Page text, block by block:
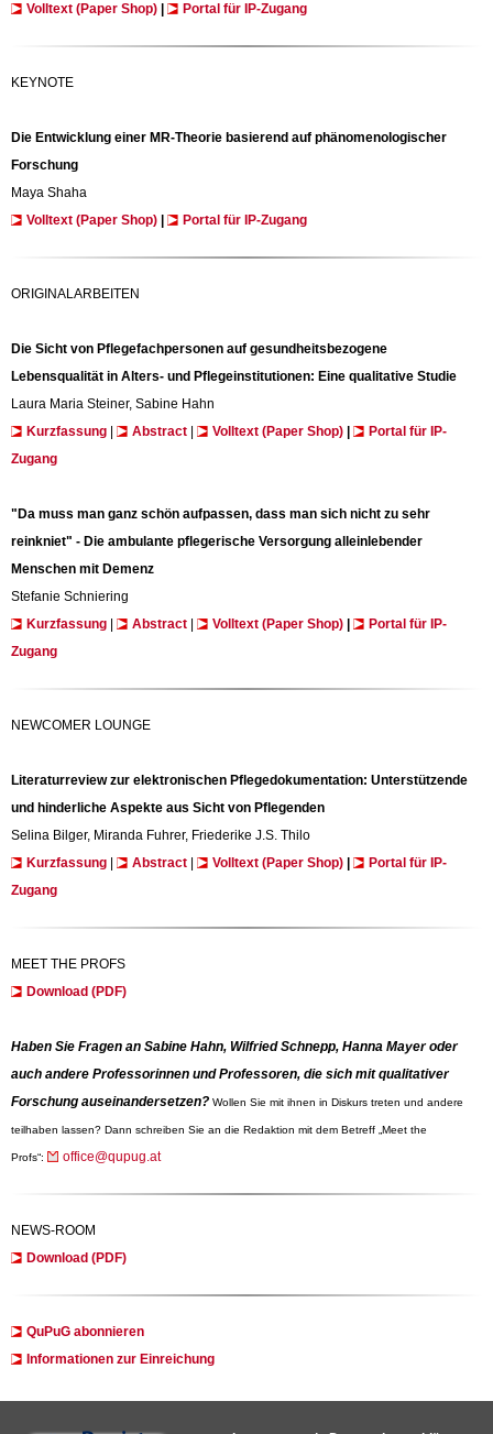
Volltext (Paper Shop)
Portal für IP-Zugang
KEYNOTE
Die Entwicklung einer MR-Theorie basierend auf phänomenologischer
Forschung
Maya Shaha
Volltext (Paper Shop)
Portal für IP-Zugang
ORIGINALARBEITEN
Die Sicht von Pflegefachpersonen auf gesundheitsbezogene
Lebensqualität in Alters- und Pflegeinstitutionen: Eine qualitative Studie
Laura Maria Steiner, Sabine Hahn
Kurzfassung
Abstract Volltext (Paper Shop)
Portal für IP-
Zugang
"Da muss man ganz schön aufpassen, dass man sich nicht zu sehr
reinkniet" - Die ambulante pflegerische Versorgung alleinlebender
Menschen mit Demenz
Stefanie Schniering
Kurzfassung
Abstract Volltext (Paper Shop)
Portal für IP-
Zugang
NEWCOMER LOUNGE
Literaturreview zur elektronischen Pflegedokumentation: Unterstützende
und hinderliche Aspekte aus Sicht von Pflegenden
Selina Bilger, Miranda Fuhrer, Friederike J.S. Thilo
Kurzfassung
Abstract Volltext (Paper Shop)
Portal für IP-
Zugang
MEET THE PROFS
Download (PDF)
Haben Sie Fragen an Sabine Hahn, Wilfried Schnepp, Hanna Mayer oder
auch andere Professorinnen und Professoren, die sich mit qualitativer
Forschung auseinandersetzen? Wollen Sie mit ihnen in Diskurs treten und andere
teilhaben lassen? Dann schreiben Sie an die Redaktion mit dem Betreff „Meet the
Profs“: office@qupug.at
NEWS-ROOM
Download (PDF)
QuPuG abonnieren
Informationen zur Einreichung